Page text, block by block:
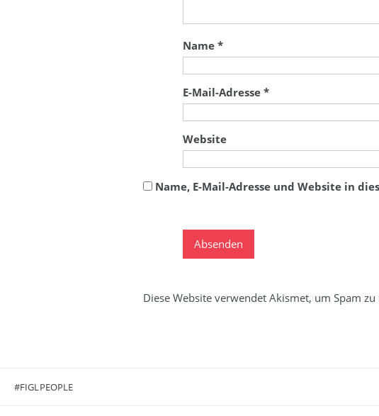
Name*
E-Mail-Adresse*
Website
Name, E-Mail-Adresse und Website in
Diese Website verwendet Akismet, um Spam
#FIGLPEOPLE